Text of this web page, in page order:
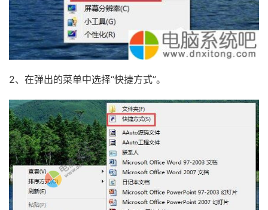
2、在弹出的菜单中选择“快捷方式”。